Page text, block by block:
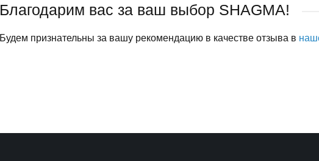
Благодарим вас за ваш выбор SHAGMA!
Будем признательны за вашу рекомендацию в качестве отзыва в